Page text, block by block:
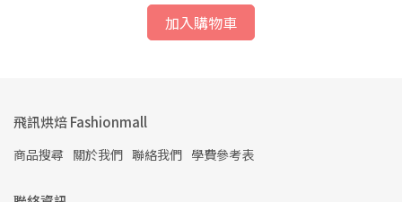
加入購物車
飛訊烘焙 Fashionmall
商品搜尋 關於我們 聯絡我們 學費參考表